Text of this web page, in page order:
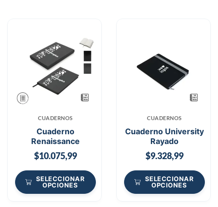
CUADERNOS
Cuaderno
Renaissance
$10.075,99
SELECCIONAR
OPCIONES
CUADERNOS
Cuaderno University
Rayado
$9.328,99
SELECCIONAR
OPCIONES